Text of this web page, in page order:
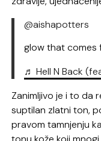
@aishapotters
glow that comes
♬ Hell N Back
Zanimljivo je i to da
suptilan zlatni ton,
pravom tamnjenju